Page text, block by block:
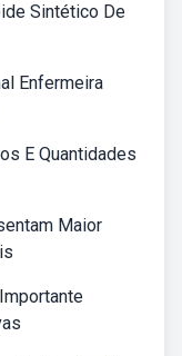
Sintético De
Enfermeira
E Quantidades
Maior